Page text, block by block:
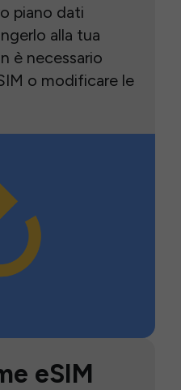
piano dati
alla tua
è necessario
o modificare le
eSIM